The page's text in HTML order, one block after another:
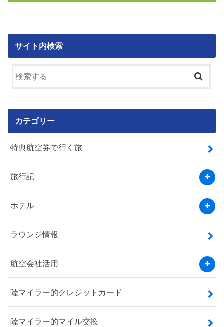
サイト内検索
カテゴリー
特典航空券で行く旅
旅行記
ホテル
ラウンジ情報
航空会社活用
陸マイラー的クレジットカード
陸マイラー的マイル交換